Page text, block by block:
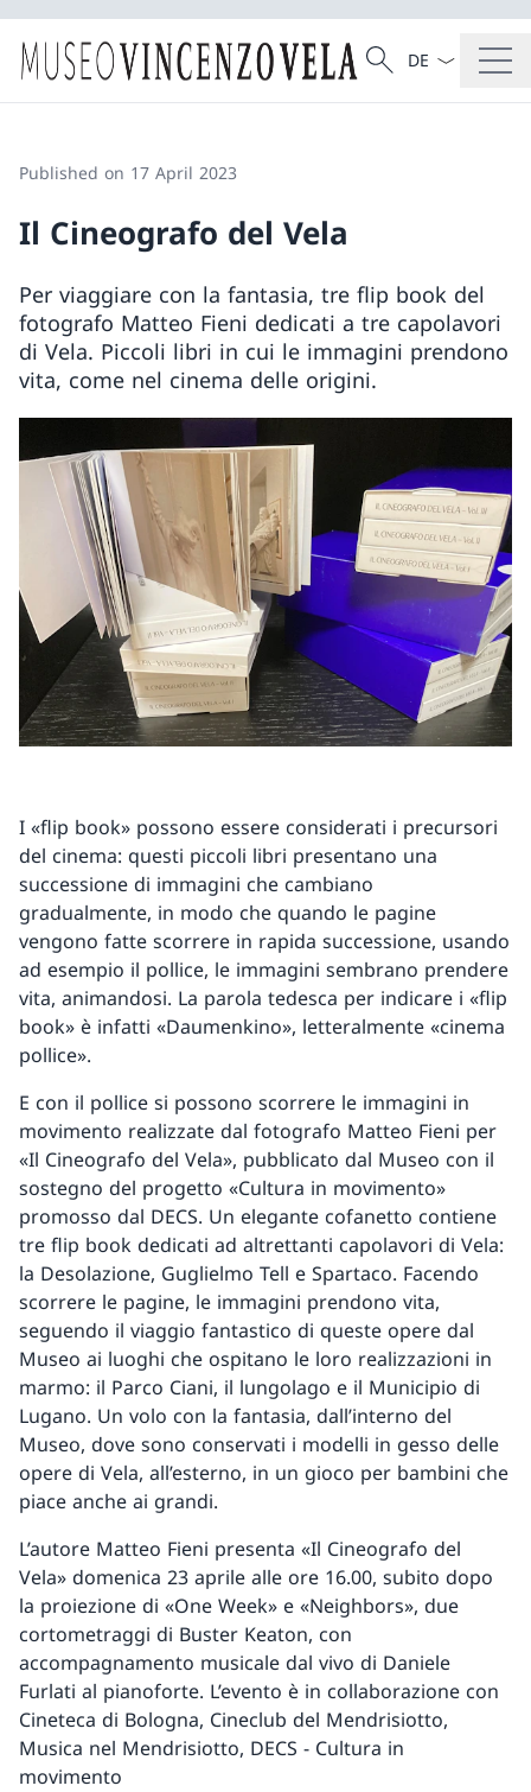
Search
Search
Language
Published on 17 April 2023
Il Cineografo del Vela
Per viaggiare con la fantasia, tre flip book del
fotografo Matteo Fieni dedicati a tre capolavori
di Vela. Piccoli libri in cui le immagini prendono
vita, come nel cinema delle origini.
I «flip book» possono essere considerati i precursori
del cinema: questi piccoli libri presentano una
successione di immagini che cambiano
gradualmente, in modo che quando le pagine
vengono fatte scorrere in rapida successione, usando
ad esempio il pollice, le immagini sembrano prendere
vita, animandosi. La parola tedesca per indicare i «flip
book» è infatti «Daumenkino», letteralmente «cinema
pollice».
E con il pollice si possono scorrere le immagini in
movimento realizzate dal fotografo Matteo Fieni per
«Il Cineografo del Vela», pubblicato dal Museo con il
sostegno del progetto «Cultura in movimento»
promosso dal DECS. Un elegante cofanetto contiene
tre flip book dedicati ad altrettanti capolavori di Vela:
la Desolazione, Guglielmo Tell e Spartaco. Facendo
scorrere le pagine, le immagini prendono vita,
seguendo il viaggio fantastico di queste opere dal
Museo ai luoghi che ospitano le loro realizzazioni in
marmo: il Parco Ciani, il lungolago e il Municipio di
Lugano. Un volo con la fantasia, dall’interno del
Museo, dove sono conservati i modelli in gesso delle
opere di Vela, all’esterno, in un gioco per bambini che
piace anche ai grandi.
L’autore Matteo Fieni presenta «Il Cineografo del
Vela» domenica 23 aprile alle ore 16.00, subito dopo
la proiezione di «One Week» e «Neighbors», due
cortometraggi di Buster Keaton, con
accompagnamento musicale dal vivo di Daniele
Furlati al pianoforte. L’evento è in collaborazione con
Cineteca di Bologna, Cineclub del Mendrisiotto,
Musica nel Mendrisiotto, DECS - Cultura in
movimento